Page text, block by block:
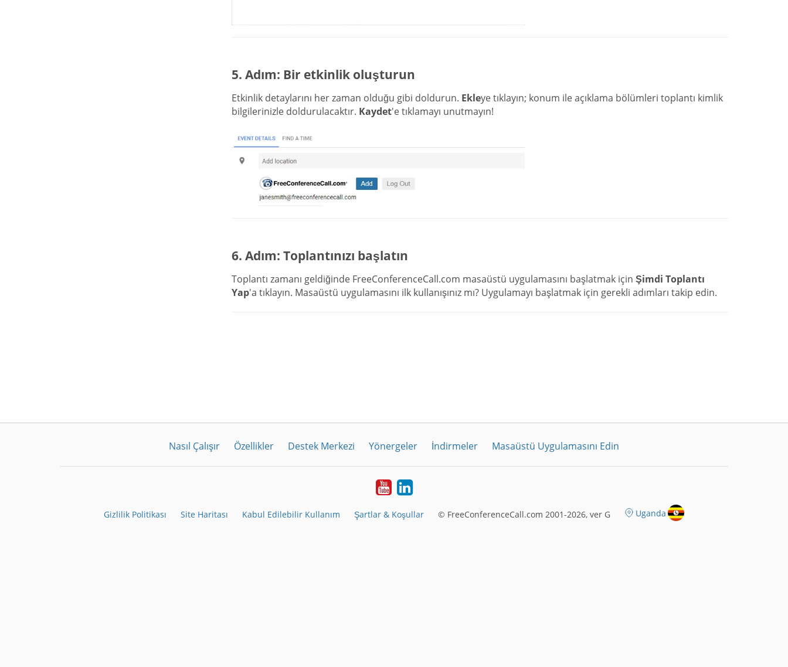
5. Adım: Bir etkinlik oluşturun
Etkinlik detaylarını her zaman olduğu gibi doldurun. Ekleye tıklayın; konum ile açıklama bölümleri toplantı kimlik
bilgilerinizle doldurulacaktır. Kaydet'e tıklamayı unutmayın!
6. Adım: Toplantınızı başlatın
Toplantı zamanı geldiğinde FreeConferenceCall.com masaüstü uygulamasını başlatmak için Şimdi Toplantı
Yap'a tıklayın. Masaüstü uygulamasını ilk kullanışınız mı? Uygulamayı başlatmak için gerekli adımları takip edin.
Nasıl Çalışır Özellikler Destek Merkezi Yönergeler İndirmeler Masaüstü Uygulamasını Edin
YoutubeLinkedIn
Gizlilik Politikası Site Haritası Kabul Edilebilir Kullanım Şartlar & Koşullar © FreeConferenceCall.com 2001-2026, ver G Uganda